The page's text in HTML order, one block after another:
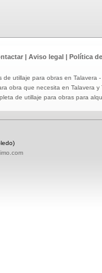
| Aviso legal | Política
de utillaje para obras en Talavera
obra que necesita en Talavera
de utillaje para obras para